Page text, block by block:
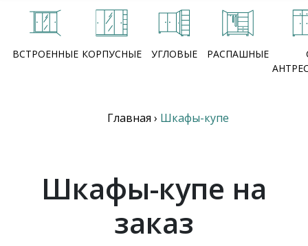
ВСТРОЕННЫЕ КОРПУСНЫЕ УГЛОВЫЕ РАСПАШНЫЕ
Главная › Шкафы-купе
Шкафы-купе на
заказ